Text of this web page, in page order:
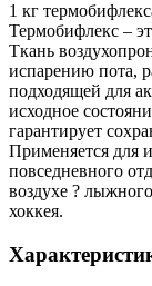
1 кг
Термобифлекс –
Ткань
испарению пота,
подходящей для
исходное
гарантирует
Применяется для
повседневного
воздухе ?
хоккея.